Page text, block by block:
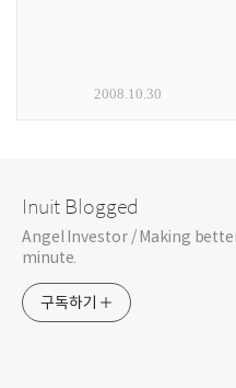
2008.10.30
Inuit Blogged
Angel Investor / Making
minute.
구독하기